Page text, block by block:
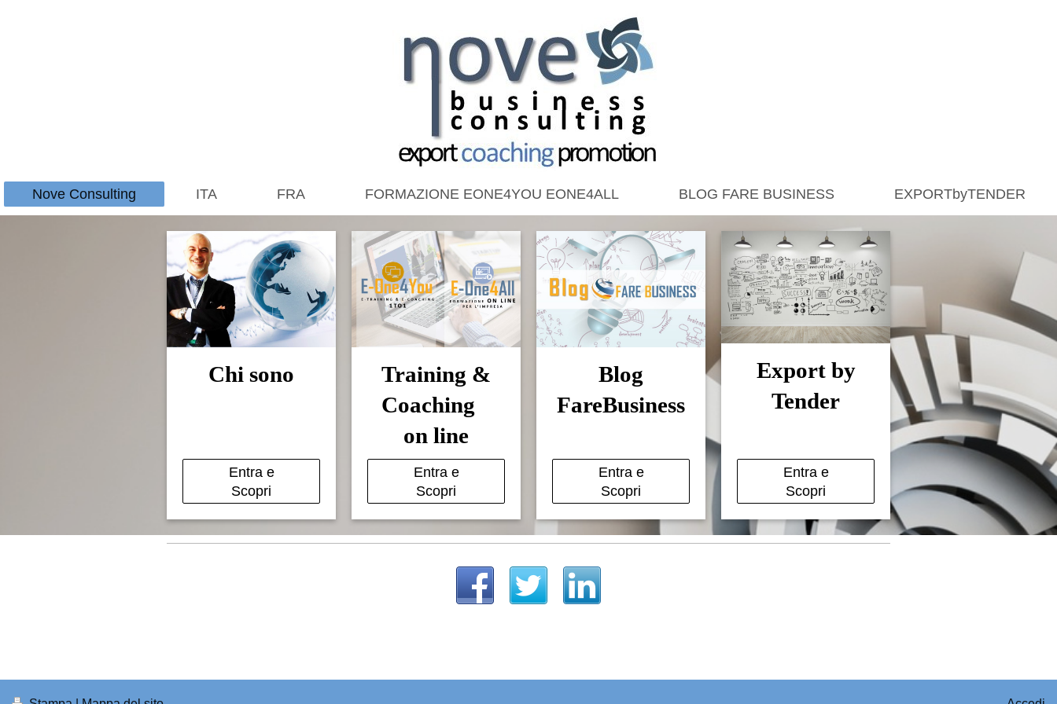
Nove Consulting ITA FRA FORMAZIONE EONE4YOU EONE4ALL BLOG FARE BUSINESS EXPORTbyTENDER
Chi sono
Entra e
Scopri
Training &
Coaching
on line
Entra e
Scopri
Blog
FareBusiness
Entra e
Scopri
Export by
Tender
Entra e
Scopri